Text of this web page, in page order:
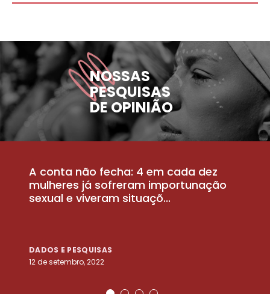
NOSSAS
PESQUISAS
DE OPINIÃO
A conta não fecha: 4 em cada dez
mulheres já sofreram importunação
sexual e viveram situaçõ...
DADOS E PESQUISAS
12 de setembro, 2022